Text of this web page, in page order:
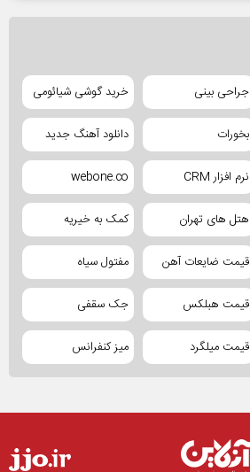
جراحی بینی خرید گوشی شیائومی
بخورات دانلود آهنگ جدید
نرم افزار CRM webone.co
هتل های تهران کمک به خیریه
قیمت ضایعات آهن مفتول سیاه
قیمت هبلکس جک سقفی
قیمت میلگرد میز کنفرانس